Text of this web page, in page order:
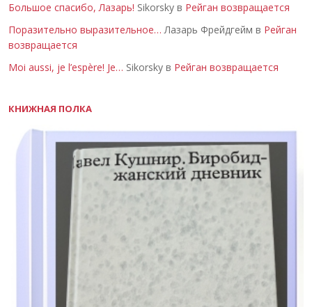
Большое спасибо, Лазарь! Sikorsky в Рейган возвращается
Поразительно выразительное… Лазарь Фрейдгейм в Рейган
возвращается
Moi aussi, je l’espère! Je… Sikorsky в Рейган возвращается
КНИЖНАЯ ПОЛКА